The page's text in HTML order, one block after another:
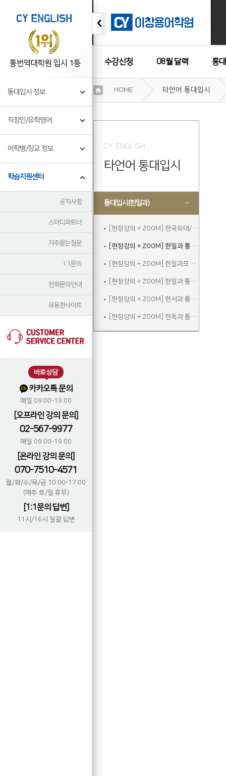
수강신청 08월 달력 통
수강후기
통대입시 정보
직장인/유학영어
어학병/장교 정보
학습지원센터
공지사항
스터디파트너
자주묻는질문
1:1문의
전화문의안내
유용한사이트
바로상담
카카오톡 문의
매일 09:00-19:00
[오프라인 강의 문의]
02-567-9977
매일 09:00-19:00
[온라인 강의 문의]
070-7510-4571
월/화/수/목/금 10:00-17:00
(매주 토/일 휴무)
[1:1문의 답변]
11시/16시 일괄 답변
기
정
HOME 타언어 통대입시
타언어 통대입시
통대입시(한일과)
[현장강의 + ZOOM] 한국외대/서울외대 한일과 면접대비반
[현장강의 + ZOOM] 한일과 통대입시 종합반
[현장강의 + ZOOM] 한일과모의고사반
[현장강의 + ZOOM] 한일과 통대입시반
[현장강의 + ZOOM] 한서과 통대입시반
[현장강의 + ZOOM] 한독과 통대입시반